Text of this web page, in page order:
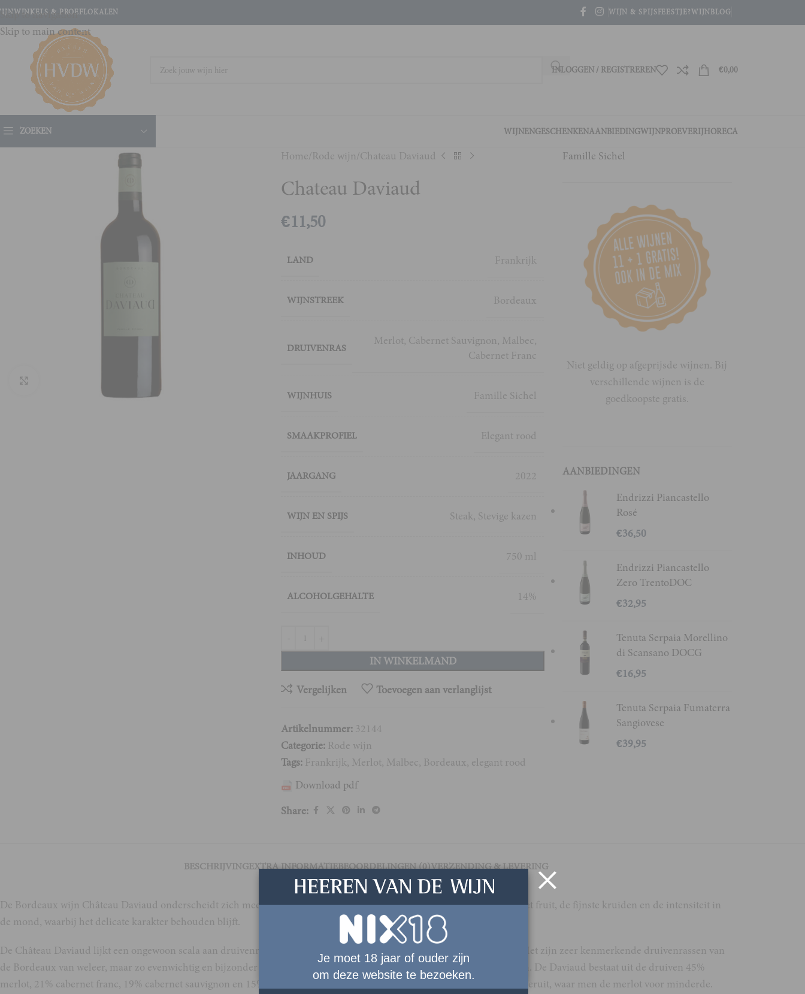
Skip to navigation
Skip to main content
& PROEFLOKALEN WIJN & SPIJS FEESTJE?WIJNBLOG
INLOGGEN / REGISTREREN €0,00
ZOEKEN WIJNENGESCHENKENAANBIEDINGWIJNPROEVERIJHORECA
Home Rode wijn Chateau Daviaud
Chateau Daviaud
€11,50
LAND Frankrijk
WIJNSTREEK Bordeaux
DRUIVENRAS
Merlot, Cabernet Sauvignon, Malbec,
Cabernet Franc
WIJNHUIS Famille Sichel
SMAAKPROFIEL Elegant rood
JAARGANG 2022
WIJN EN SPIJS Steak, Stevige kazen
INHOUD 750 ml
ALCOHOLGEHALTE 14%
IN WINKELMAND
Vergelijken
Toevoegen aan verlanglijst
Artikelnummer: 32144
Categorie: Rode wijn
Tags: Frankrijk, Merlot, Malbec, Bordeaux, elegant rood
Download pdf
Share:
Famille Sichel
Niet geldig op afgeprijsde wijnen. Bij
verschillende wijnen is de
goedkoopste gratis.
AANBIEDINGEN
Endrizzi Piancastello
Rosé
€36,50
Endrizzi Piancastello
Zero TrentoDOC
€32,95
Tenuta Serpaia Morellino
di Scansano DOCG
€16,95
Tenuta Serpaia Fumaterra
Sangiovese
€39,95
BESCHRIJVINGEXTRA INFORMATIEBEOORDELINGEN (0)VERZENDING & LEVERING
De Bordeaux wijn Château Daviaud onderscheidt zich meer door zijn body dan door zijn structuur. De zachtheid van het fruit, de fijnste kruiden en de intensiteit in
de mond, waarbij het delicate karakter behouden blijft.
De Château Daviaud lijkt een ongewoon scala aan druivenrassen te bevatten als AOC Bordeaux wijn, toch is dit niet zo. Het zijn zeer kenmerkende druivenrassen van
de Bordeaux van weleer, maar zo evenwichtig en bijzonder goed aangepast aan de veranderende klimaatomstandigheden. De Daviaud bestaat uit de druiven 45%
merlot, 21% cabernet franc, 19% cabernet sauvignon en 15% malbec. Hierbij springen het deel cabernet franc en malbec eruit, waar men de merlot voor minderde.
Je moet 18 jaar of ouder zijn
om deze website te bezoeken.